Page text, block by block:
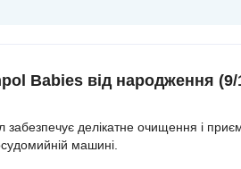
Babies від народження (9/
забезпечує делікатне очищення і
машині.